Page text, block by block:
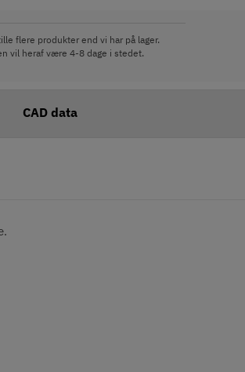
flere produkter end vi har på lager.
vil heraf være 4-8 dage i stedet.
CAD data